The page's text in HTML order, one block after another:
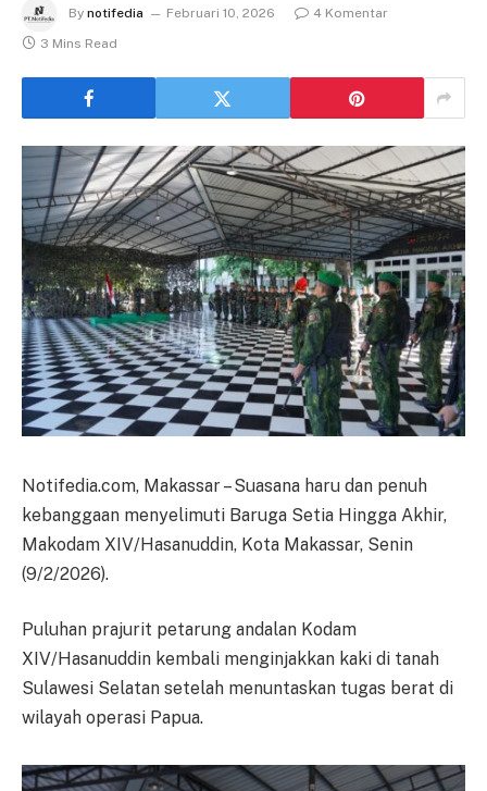
By notifedia Februari 10, 2026
4 Komentar
3 Mins Read
Notifedia.com, Makassar – Suasana haru dan penuh
kebanggaan menyelimuti Baruga Setia Hingga Akhir,
Makodam XIV/Hasanuddin, Kota Makassar, Senin
(9/2/2026).
Puluhan prajurit petarung andalan Kodam
XIV/Hasanuddin kembali menginjakkan kaki di tanah
Sulawesi Selatan setelah menuntaskan tugas berat di
wilayah operasi Papua.